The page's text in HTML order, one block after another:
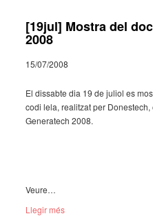
[19jul] Mostra del
2008
15/07/2008
El dissabte dia 19 de juliol es
codi lela, realit­zat per
Gene­ra­tech 2008.
Veure…
Llegir més